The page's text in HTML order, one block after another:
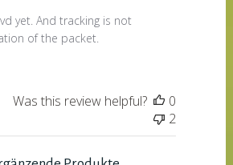
yet. And tracking is not
of the packet.
Was this review helpful?
0
2